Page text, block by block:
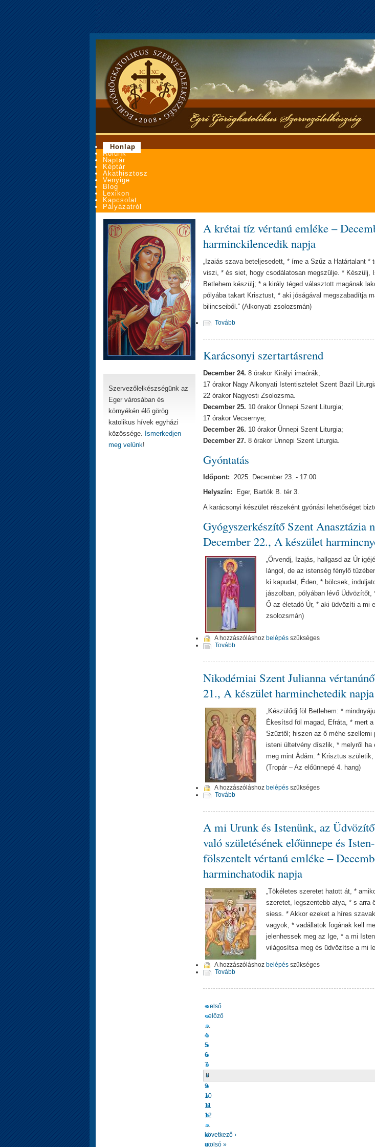
Honlap
Rólunk
Naptár
Képtár
Akathisztosz
Venyige
Blog
Lexikon
Kapcsolat
Pályázatról
Szervezőlelkészségünk az
Eger városában és
környékén élő görög
katolikus hívek egyházi
közössége. Ismerkedjen
meg velünk!
A krétai tíz vértanú emléke –
harminckilencedik napja
„Izaiás szava beteljesedett, * íme a Szűz a Határtalant *
viszi, * és siet, hogy csodálatosan megszülje. * Készülj,
Betlehem készülj; * a király téged választott magának
pólyába takart Krisztust, * aki jóságával megszabadítja
bilincseiből.” (Alkonyati zsolozsmán)
Tovább
Karácsonyi szertartásrend
December 24. 8 órakor Királyi imaórák;
17 órakor Nagy Alkonyati Istentisztelet Szent Bazil
22 órakor Nagyesti Zsolozsma.
December 25. 10 órakor Ünnepi Szent Liturgia;
17 órakor Vecsernye;
December 26. 10 órakor Ünnepi Szent Liturgia;
December 27. 8 órakor Ünnepi Szent Liturgia.
Gyóntatás
Időpont:
2025. December 23. - 17:00
Helyszín:
Eger, Bartók B. tér 3.
A karácsonyi készület részeként gyónási lehetőséget
Gyógyszerkészítő Szent Anasztázia
December 22., A készület
„Örvendj, Izajás, hallgasd az Úr
lángol, de az istenség fénylő
ki kapudat, Éden, * bölcsek,
jászolban, pólyában lévő
Ő az életadó Úr, * aki üdvözíti a mi
zsolozsmán)
A hozzászóláshoz belépés szükséges
Tovább
Nikodémiai Szent Julianna
21., A készület harminchetedik napja
„Készülődj föl Betlehem: *
Ékesítsd föl magad, Efráta, * mert
Szűztől; hiszen az ő méhe szellemi
isteni ültetvény díszlik, * melyről ha
meg mint Ádám. * Krisztus
(Tropár – Az előünnepé 4. hang)
A hozzászóláshoz belépés szükséges
Tovább
A mi Urunk és Istenünk, az
való születésének előünnepe és
fölszentelt vértanú emléke –
harminchatodik napja
„Tökéletes szeretet hatott át, *
szeretet, legszentebb atya, * s arra
siess. * Akkor ezeket a híres
vagyok, * vadállatok fogának kell
jelenhessek meg az Ige, * a mi
világosítsa meg és üdvözítse a mi
A hozzászóláshoz belépés szükséges
Tovább
« első
‹ előző
…
4
5
6
7
8
9
10
11
12
…
következő ›
utolsó »